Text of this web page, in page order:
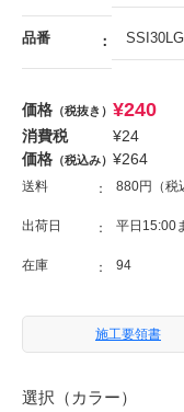
品番 SSI30LG
価格 （税抜き） ¥240
消費税 ¥24
価格 （税込み） ¥264
送料 880円（税
出荷日 平日15:00
在庫 94
施工要領書
選択（カラー）